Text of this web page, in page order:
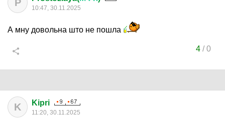
P 10:47, 30.11.2025
А мну довольна што не пошла
4/0
K Kipri
11:20, 30.11.2025